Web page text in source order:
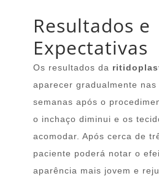
Resultados e
Expectativas
Os resultados da
aparecer gradualmente nas
semanas após o
o inchaço diminui e os
acomodar. Após cerca de
paciente poderá notar o
aparência mais jovem e